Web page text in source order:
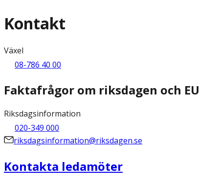
Kontakt
Växel
08-786 40 00
Faktafrågor om riksdagen och EU
Riksdagsinformation
020-349 000
riksdagsinformation@riksdagen.se
Kontakta ledamöter